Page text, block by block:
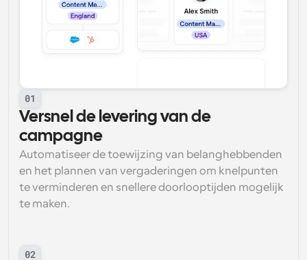
01
Versnel de levering van de
campagne
Automatiseer de toewijzing van belanghebbenden
en het plannen van vergaderingen om knelpunten
te verminderen en snellere doorlooptijden mogelijk
te maken.
02